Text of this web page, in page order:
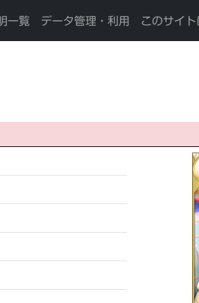
一覧 データ管理・利用 このサイト